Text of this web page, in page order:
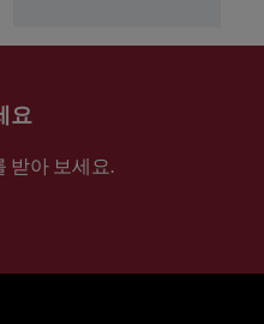
요
받아 보세요.